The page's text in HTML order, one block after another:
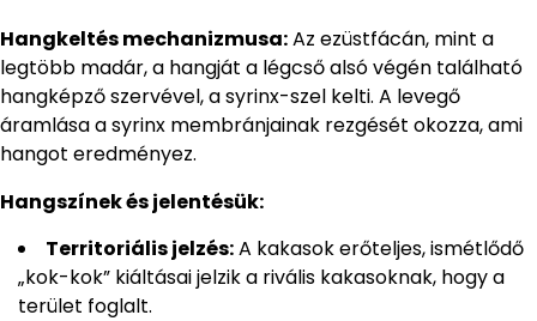
Hangkeltés mechanizmusa:Az ezüstfácán, mint a
legtöbb madár, a hangját a légcső alsó végén található
hangképző szervével, a syrinx-szel kelti. A levegő
áramlása a syrinx membránjainak rezgését okozza, ami
hangot eredményez.
Hangszínek és jelentésük:
Territoriális jelzés:A kakasok erőteljes, ismétlődő
„kok-kok” kiáltásai jelzik a rivális kakasoknak, hogy a
terület foglalt.